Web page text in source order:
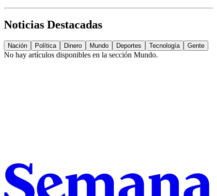
Noticias Destacadas
Nación Política Dinero Mundo Deportes Tecnología Gente
No hay artículos disponibles en la sección Mundo.